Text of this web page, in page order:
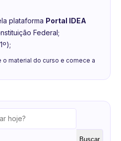
plataforma Portal IDEA
Federal;
o material do curso e comece a
Buscar